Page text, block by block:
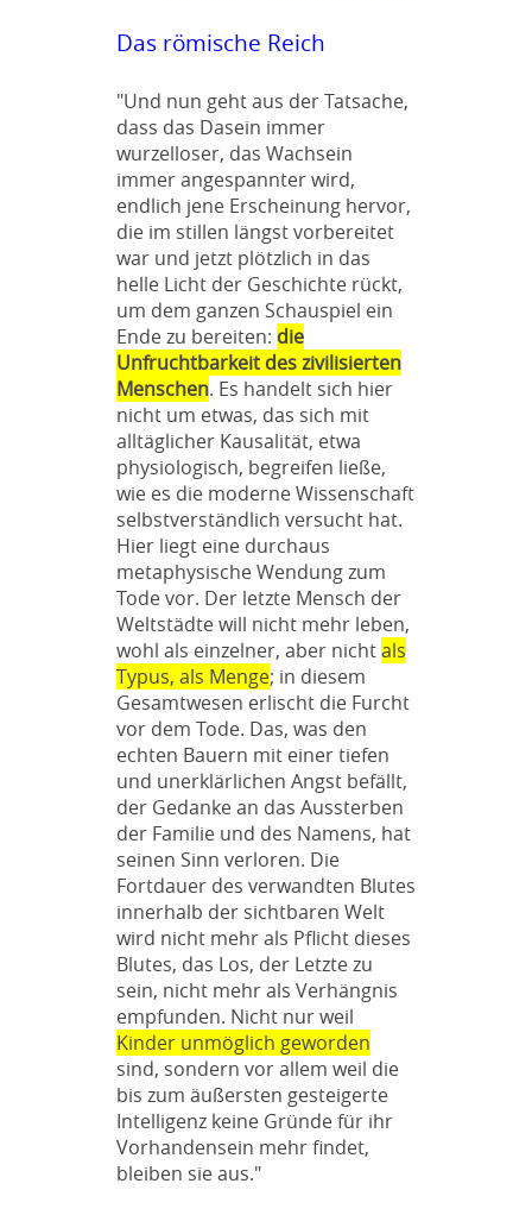
Das römische Reich
"Und nun geht aus der Tatsache,
dass das Dasein immer
wurzelloser, das Wachsein
immer angespannter wird,
endlich jene Erscheinung hervor,
die im stillen längst vorbereitet
war und jetzt plötzlich in das
helle Licht der Geschichte rückt,
um dem ganzen Schauspiel ein
Ende zu bereiten: die
Unfruchtbarkeit des zivilisierten
Menschen. Es handelt sich hier
nicht um etwas, das sich mit
alltäglicher Kausalität, etwa
physiologisch, begreifen ließe,
wie es die moderne Wissenschaft
selbstverständlich versucht hat.
Hier liegt eine durchaus
metaphysische Wendung zum
Tode vor. Der letzte Mensch der
Weltstädte will nicht mehr leben,
wohl als einzelner, aber nichtals
Typus, als Menge; in diesem
Gesamtwesen erlischt die Furcht
vor dem Tode. Das, was den
echten Bauern mit einer tiefen
und unerklärlichen Angst befällt,
der Gedanke an das Aussterben
der Familie und des Namens, hat
seinen Sinn verloren. Die
Fortdauer des verwandten Blutes
innerhalb der sichtbaren Welt
wird nicht mehr als Pflicht dieses
Blutes, das Los, der Letzte zu
sein, nicht mehr als Verhängnis
empfunden. Nicht nur weil
Kinder unmöglich geworden
sind, sondern vor allem weil die
bis zum äußersten gesteigerte
Intelligenz keine Gründe für ihr
Vorhandensein mehr findet,
bleiben sie aus."